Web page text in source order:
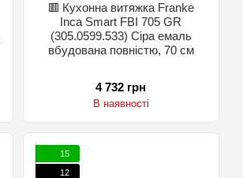
🟥 Кухонна витяжка Franke
Inca Smart FBI 705 GR
(305.0599.533) Cіра емаль
вбудована повністю, 70 см
4 732 грн
В наявності
15
12